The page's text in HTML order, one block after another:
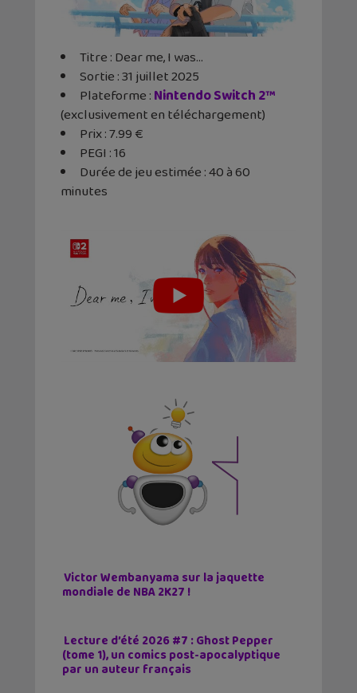
Titre : Dear me, I was…
Sortie : 31 juillet 2025
Plateforme :Nintendo Switch 2™
(exclusivement en téléchargement)
Prix : 7.99 €
PEGI : 16
Durée de jeu estimée : 40 à 60
minutes
Victor Wembanyama sur la jaquette
mondiale de NBA 2K27 !
Lecture d’été 2026 #7 : Ghost Pepper
(tome 1), un comics post-apocalyptique
par un auteur français